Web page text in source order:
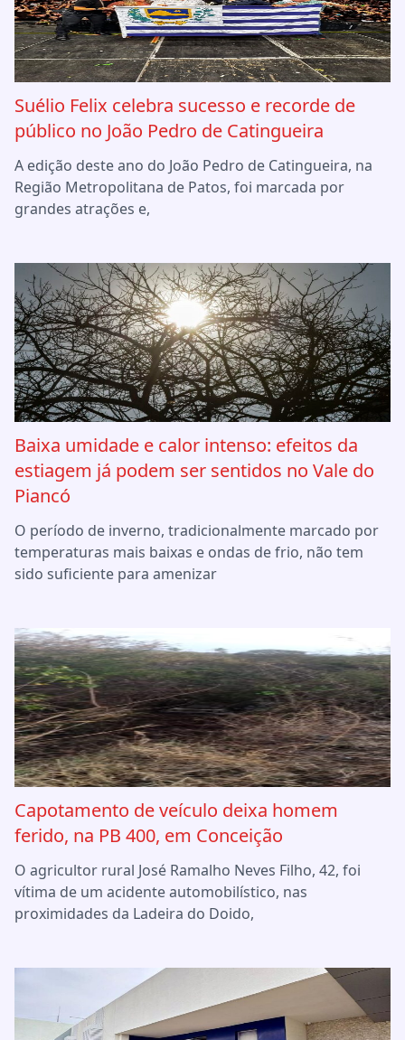
Suélio Felix celebra sucesso e recorde de
público no João Pedro de Catingueira
A edição deste ano do João Pedro de Catingueira, na
Região Metropolitana de Patos, foi marcada por
grandes atrações e,
Baixa umidade e calor intenso: efeitos da
estiagem já podem ser sentidos no Vale do
Piancó
O período de inverno, tradicionalmente marcado por
temperaturas mais baixas e ondas de frio, não tem
sido suficiente para amenizar
Capotamento de veículo deixa homem
ferido, na PB 400, em Conceição
O agricultor rural José Ramalho Neves Filho, 42, foi
vítima de um acidente automobilístico, nas
proximidades da Ladeira do Doido,